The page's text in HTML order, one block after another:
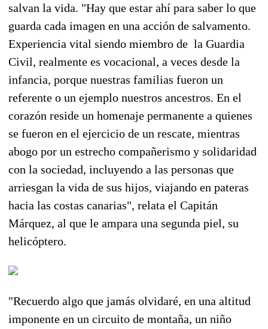
salvan la vida. "Hay que estar ahí para saber lo que
guarda cada imagen en una acción de salvamento.
Experiencia vital siendo miembro de la Guardia
Civil, realmente es vocacional, a veces desde la
infancia, porque nuestras familias fueron un
referente o un ejemplo nuestros ancestros. En el
corazón reside un homenaje permanente a quienes
se fueron en el ejercicio de un rescate, mientras
abogo por un estrecho compañerismo y solidaridad
con la sociedad, incluyendo a las personas que
arriesgan la vida de sus hijos, viajando en pateras
hacia las costas canarias", relata el Capitán
Márquez, al que le ampara una segunda piel, su
helicóptero.
"Recuerdo algo que jamás olvidaré, en una altitud
imponente en un circuito de montaña, un niño